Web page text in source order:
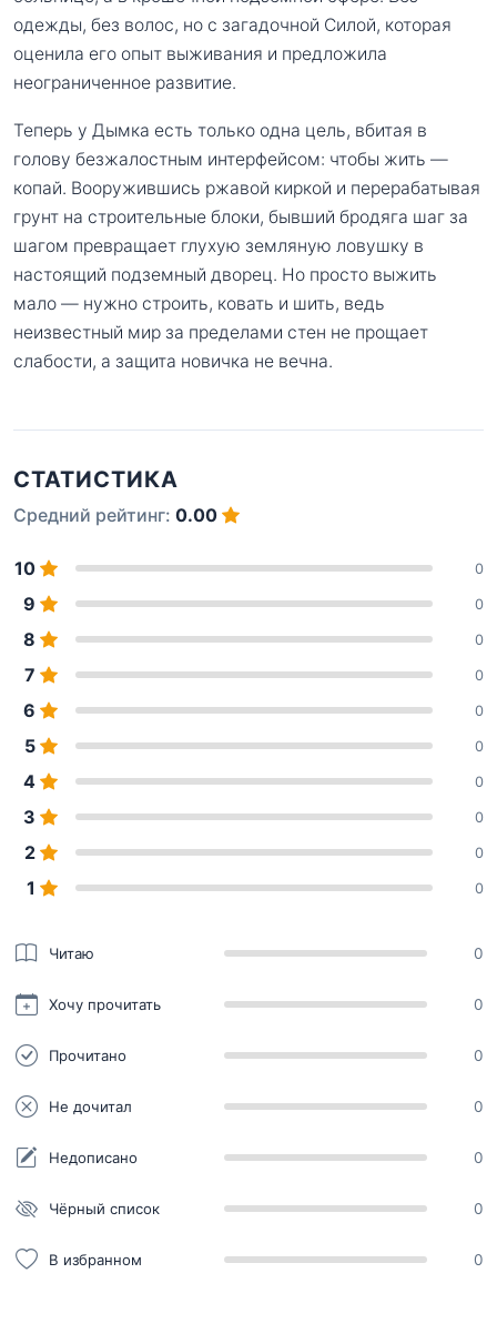
одежды, без волос, но с загадочной Силой, которая
оценила его опыт выживания и предложила
неограниченное развитие.
Теперь у Дымка есть только одна цель, вбитая в
голову безжалостным интерфейсом: чтобы жить —
копай. Вооружившись ржавой киркой и перерабатывая
грунт на строительные блоки, бывший бродяга шаг за
шагом превращает глухую земляную ловушку в
настоящий подземный дворец. Но просто выжить
мало — нужно строить, ковать и шить, ведь
неизвестный мир за пределами стен не прощает
слабости, а защита новичка не вечна.
СТАТИСТИКА
Средний рейтинг: 0.00
10 0
9 0
8 0
7 0
6 0
5 0
4 0
3 0
2 0
1 0
Читаю 0
Хочу прочитать 0
Прочитано 0
Не дочитал 0
Недописано 0
Чёрный список 0
В избранном 0